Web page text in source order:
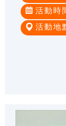
活動時
活動地